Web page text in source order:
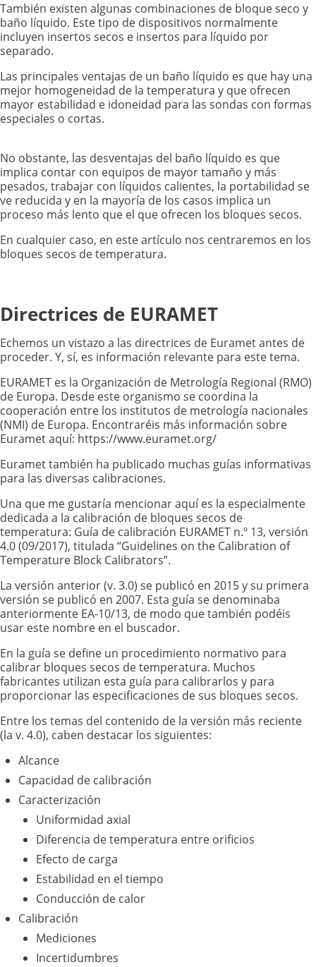
También existen algunas combinaciones de bloque seco y
baño líquido. Este tipo de dispositivos normalmente
incluyen insertos secos e insertos para líquido por
separado.
Las principales ventajas de un baño líquido es que hay una
mejor homogeneidad de la temperatura y que ofrecen
mayor estabilidad e idoneidad para las sondas con formas
especiales o cortas.
No obstante, las desventajas del baño líquido es que
implica contar con equipos de mayor tamaño y más
pesados, trabajar con líquidos calientes, la portabilidad se
ve reducida y en la mayoría de los casos implica un
proceso más lento que el que ofrecen los bloques secos.
En cualquier caso, en este artículo nos centraremos en los
bloques secos de temperatura.
Directrices de EURAMET
Echemos un vistazo a las directrices de Euramet antes de
proceder. Y, sí, es información relevante para este tema.
EURAMET es la Organización de Metrología Regional (RMO)
de Europa. Desde este organismo se coordina la
cooperación entre los institutos de metrología nacionales
(NMI) de Europa. Encontraréis más información sobre
Euramet aquí: https://www.euramet.org/
Euramet también ha publicado muchas guías informativas
para las diversas calibraciones.
Una que me gustaría mencionar aquí es la especialmente
dedicada a la calibración de bloques secos de
temperatura: Guía de calibración EURAMET n.º 13, versión
4.0 (09/2017), titulada “Guidelines on the Calibration of
Temperature Block Calibrators”.
La versión anterior (v. 3.0) se publicó en 2015 y su primera
versión se publicó en 2007. Esta guía se denominaba
anteriormente EA-10/13, de modo que también podéis
usar este nombre en el buscador.
En la guía se define un procedimiento normativo para
calibrar bloques secos de temperatura. Muchos
fabricantes utilizan esta guía para calibrarlos y para
proporcionar las especificaciones de sus bloques secos.
Entre los temas del contenido de la versión más reciente
(la v. 4.0), caben destacar los siguientes:
Alcance
Capacidad de calibración
Caracterización
Uniformidad axial
Diferencia de temperatura entre orificios
Efecto de carga
Estabilidad en el tiempo
Conducción de calor
Calibración
Mediciones
Incertidumbres